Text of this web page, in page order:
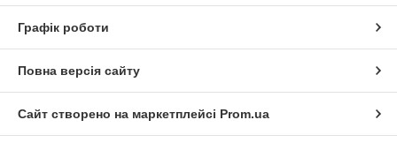
Графік роботи
Повна версія сайту
Сайт створено на маркетплейсі Prom.ua